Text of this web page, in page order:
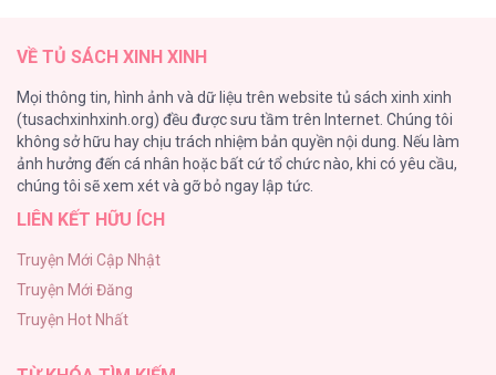
Góc Tối Tình Bạn [...] – Chap 23
116
Làm vị cứu tinh thật dễ dàng
113
|END| Định Tên Mối Quan Hệ
Phạm Luật
106
VỀ TỦ SÁCH XINH XINH
Mọi thông tin, hình ảnh và dữ liệu trên website tủ sách xinh xinh
(tusachxinhxinh.org) đều được sưu tầm trên Internet. Chúng tôi
không sở hữu hay chịu trách nhiệm bản quyền nội dung. Nếu làm
ảnh hưởng đến cá nhân hoặc bất cứ tổ chức nào, khi có yêu cầu,
chúng tôi sẽ xem xét và gỡ bỏ ngay lập tức.
LIÊN KẾT HỮU ÍCH
Truyện Mới Cập Nhật
Truyện Mới Đăng
Truyện Hot Nhất